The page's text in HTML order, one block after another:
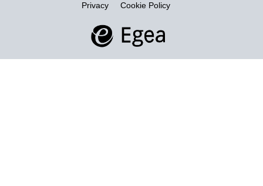
Privacy Cookie Policy